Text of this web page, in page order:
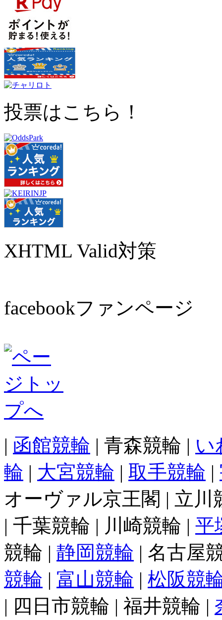
投票はこちら！
XHTML Valid対策
facebookファンページ
| 函館競輪 | 青森競輪 | い
輪 | 大宮競輪 | 取手競輪 |
オーヴァル京王閣 | 立川
| 千葉競輪 | 川崎競輪 | 平
競輪 | 静岡競輪 | 名古屋
競輪 | 富山競輪 | 松阪競
| 四日市競輪 | 福井競輪 |